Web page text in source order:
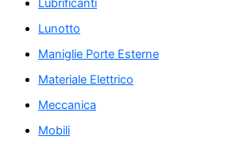
Lubrificanti
Lunotto
Maniglie Porte Esterne
Materiale Elettrico
Meccanica
Mobili